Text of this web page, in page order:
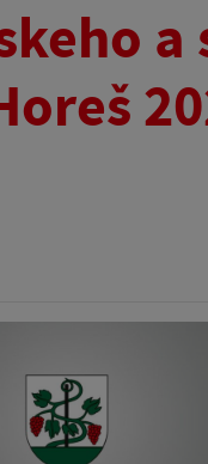
a